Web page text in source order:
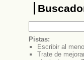
Pistas:
Escribir al
Trate de